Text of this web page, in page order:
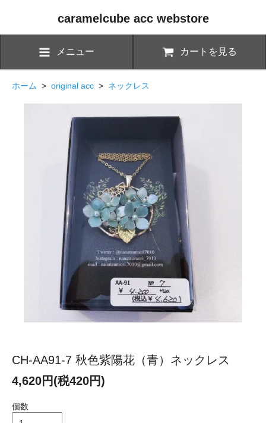
caramelcube acc webstore
メニュー カートを見る
ホーム > original acc > ネックレス
CH-AA91-7 秋色紫陽花（青）ネックレス
4,620円(税420円)
個数